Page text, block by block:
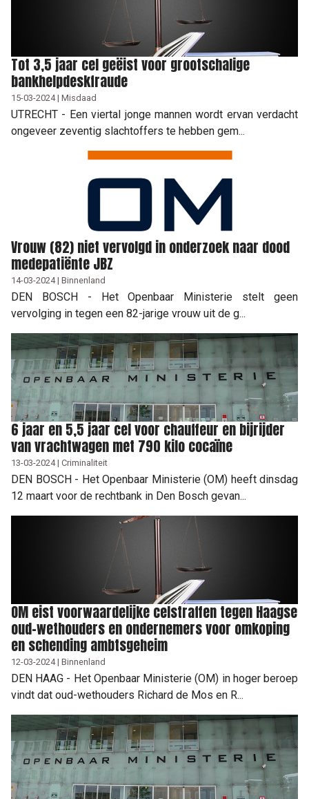
Tot 3,5 jaar cel geëist voor grootschalige
bankhelpdeskfraude
15-03-2024 | Misdaad
UTRECHT - Een viertal jonge mannen wordt ervan verdacht
ongeveer zeventig slachtoffers te hebben gem...
Vrouw (82) niet vervolgd in onderzoek naar dood
medepatiënte JBZ
14-03-2024 | Binnenland
DEN BOSCH - Het Openbaar Ministerie stelt geen
vervolging in tegen een 82-jarige vrouw uit de g...
6 jaar en 5,5 jaar cel voor chauffeur en bijrijder
van vrachtwagen met 790 kilo cocaïne
13-03-2024 | Criminaliteit
DEN BOSCH - Het Openbaar Ministerie (OM) heeft dinsdag
12 maart voor de rechtbank in Den Bosch gevan...
OM eist voorwaardelijke celstraffen tegen Haagse
oud-wethouders en ondernemers voor omkoping
en schending ambtsgeheim
12-03-2024 | Binnenland
DEN HAAG - Het Openbaar Ministerie (OM) in hoger beroep
vindt dat oud-wethouders Richard de Mos en R...